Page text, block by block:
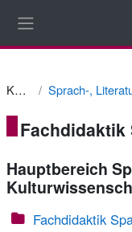
Kurse
Fachdidaktik
Hauptbereich
Fachdidaktik